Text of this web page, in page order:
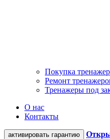
Покупка
Ремонт
Тренажеры под
О нас
Контакты
активировать гарантию